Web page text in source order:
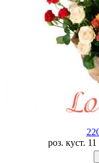
роз. куст.